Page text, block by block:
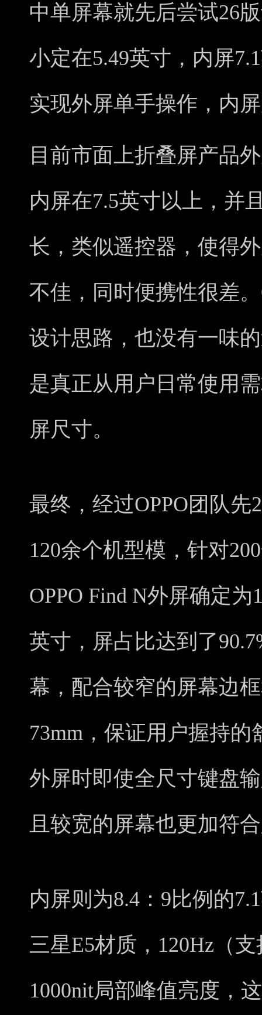
中单屏幕就先后尝试26
小定在5.49英寸，内屏
实现外屏单手操作，内
目前市面上折叠屏产品
内屏在7.5英寸以上，并
长，类似遥控器，使得
不佳，同时便携性很差
设计思路，也没有一味
是真正从用户日常使用
屏尺寸。
最终，经过OPPO团队
120余个机型模，针对
OPPO Find N外屏确定为
英寸，屏占比达到了
幕，配合较窄的屏幕边
73mm，保证用户握持
外屏时即使全尺寸键盘
且较宽的屏幕也更加符
内屏则为8.4：9比例的
三星E5材质，120Hz（
1000nit局部峰值亮度，